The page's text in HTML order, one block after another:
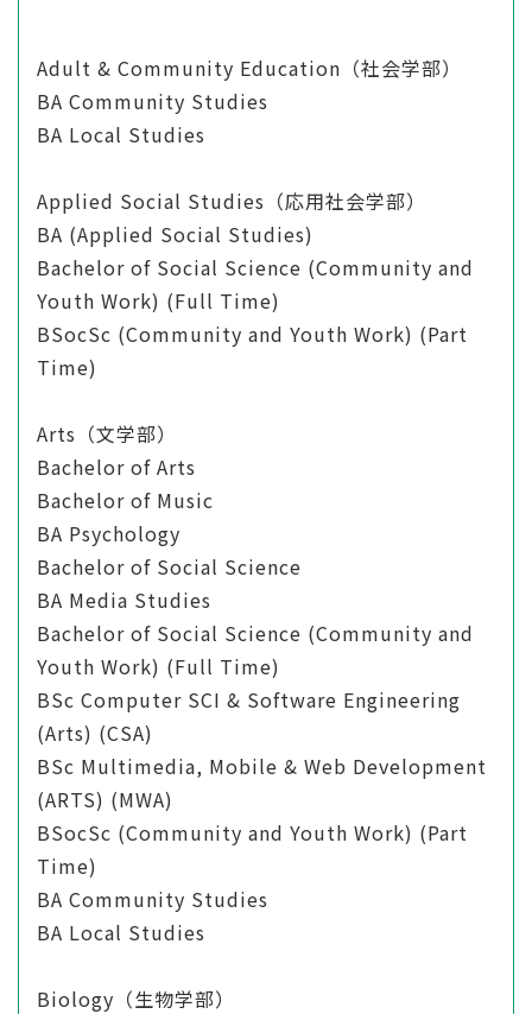
Adult & Community Education（社会学部）
BA Community Studies
BA Local Studies
Applied Social Studies（応用社会学部）
BA (Applied Social Studies)
Bachelor of Social Science (Community and
Youth Work) (Full Time)
BSocSc (Community and Youth Work) (Part
Time)
Arts（文学部）
Bachelor of Arts
Bachelor of Music
BA Psychology
Bachelor of Social Science
BA Media Studies
Bachelor of Social Science (Community and
Youth Work) (Full Time)
BSc Computer SCI & Software Engineering
(Arts) (CSA)
BSc Multimedia, Mobile & Web Development
(ARTS) (MWA)
BSocSc (Community and Youth Work) (Part
Time)
BA Community Studies
BA Local Studies
Biology（生物学部）